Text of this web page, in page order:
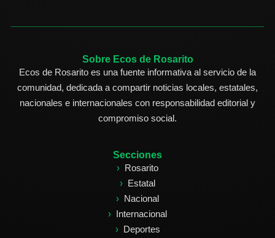
Sobre Ecos de Rosarito
Ecos de Rosarito es una fuente informativa al servicio de la
comunidad, dedicada a compartir noticias locales, estatales,
nacionales e internacionales con responsabilidad editorial y
compromiso social.
Secciones
Rosarito
Estatal
Nacional
Internacional
Deportes